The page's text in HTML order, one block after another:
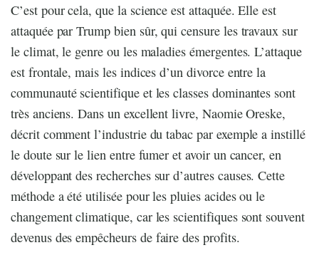
C’est pour cela, que la science est attaquée. Elle est
attaquée par Trump bien sûr, qui censure les travaux sur
le climat, le genre ou les maladies émergentes. L’attaque
est frontale, mais les indices d’un divorce entre la
communauté scientifique et les classes dominantes sont
très anciens. Dans un excellent livre, Naomie Oreske,
décrit comment l’industrie du tabac par exemple a instillé
le doute sur le lien entre fumer et avoir un cancer, en
développant des recherches sur d’autres causes. Cette
méthode a été utilisée pour les pluies acides ou le
changement climatique, car les scientifiques sont souvent
devenus des empêcheurs de faire des profits.